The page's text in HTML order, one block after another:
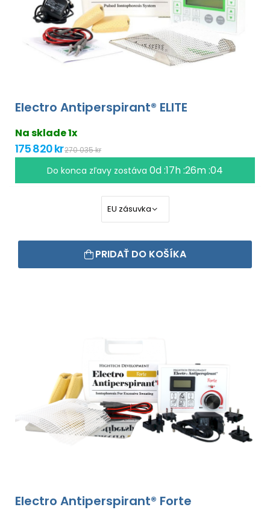
Electro Antiperspirant® ELITE
Na sklade 1x
175 820 kr270 035 kr
Do konca zľavy zostáva0d :17h :26m :03
PRIDAŤ DO KOŠÍKA
Electro Antiperspirant® Forte